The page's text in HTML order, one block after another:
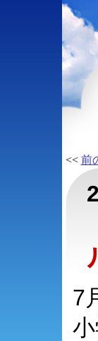
<< 前
7